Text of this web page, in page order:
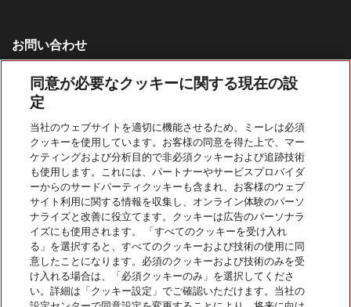
お問い合わせ
お問い合わせ一覧
家庭用製品の営業窓口
カスタマーサービス
0120-310-647
Miele Professionalをフォローする
同意が必要なクッキーに関する現在の設
定
当社のウェブサイトを適切に機能させるため、ミーレは必須
クッキーを使用しています。お客様の同意を得た上で、マー
ケティングおよび分析目的で非必須クッキーおよび追跡技術
も使用します。これには、パートナーやサービスプロバイダ
ーからのサードパーティクッキーも含まれ、お客様のウェブ
サイト利用に関する情報を収集し、オンライン体験のパーソ
ナライズと改善に役立てます。クッキーは広告のパーソナラ
イズにも使用されます。 「すべてのクッキーを受け入れ
る」を選択すると、すべてのクッキーおよび技術の使用に同
意したことになります。必須のクッキーおよび技術のみを受
け入れる場合は、「必須クッキーのみ」を選択してくださ
い。詳細は「クッキー設定」でご確認いただけます。当社の